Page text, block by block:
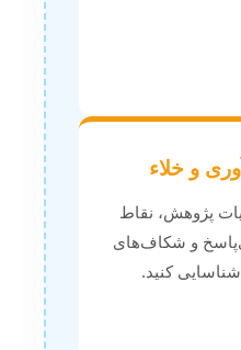
پژوهش، نقاط
و شکاف‌های
کنید.